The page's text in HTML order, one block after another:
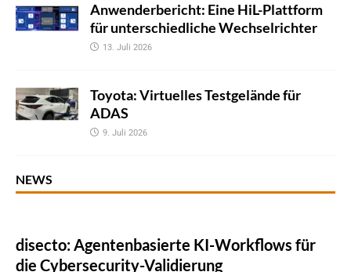
Anwenderbericht: Eine HiL-Plattform
für unterschiedliche Wechselrichter
13. Juli 2026
Toyota: Virtuelles Testgelände für
ADAS
9. Juli 2026
NEWS
disecto: Agentenbasierte KI-Workflows für
die Cybersecurity-Validierung